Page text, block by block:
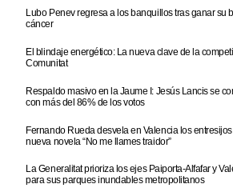
Lubo Penev regresa a los banquillos tras ganar su
cáncer
El blindaje energético: La nueva clave de la
Comunitat
Respaldo masivo en la Jaume I: Jesús Lancis se
con más del 86% de los votos
Fernando Rueda desvela en Valencia los
nueva novela “No me llames traidor”
La Generalitat prioriza los ejes Paiporta-Alfafar y
para sus parques inundables metropolitanos